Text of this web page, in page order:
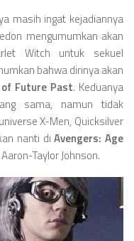
masih ingat kejadiannya
mengumumkan akan
Witch untuk sekuel
bahwa dirinya akan
of Future Past. Keduanya
sama, namun tidak
X-Men, Quicksilver
nanti diAvengers: Age
Taylor Johnson.